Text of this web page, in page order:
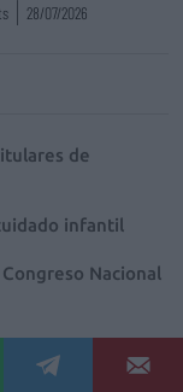
28/07/2026
de
infantil
Nacional